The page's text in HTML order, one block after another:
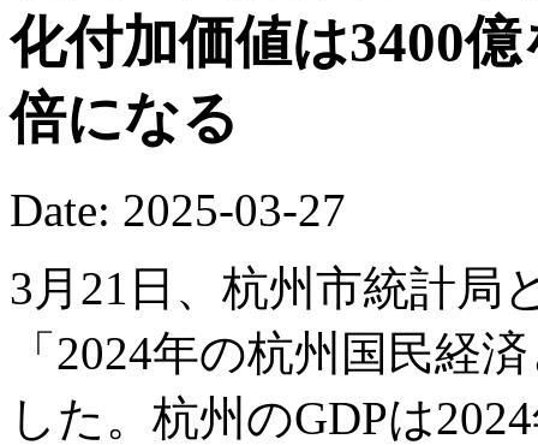
化付加価値は3400
倍になる
Date: 2025-03-27
3月21日、杭州市統計局
「2024年の杭州国民経
した。杭州のGDPは